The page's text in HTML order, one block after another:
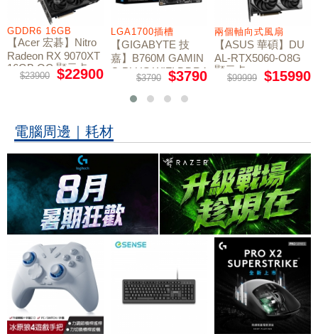
LGA1700插槽
【GIGABYTE 技
嘉】B760M GAMIN
G PLUS WIFI DDR4
$3790 $3790
兩個軸向式風扇
【ASUS 華碩】DU
AL-RTX5060-O8G
顯示卡
$99999 $15990
讀取速度 6,000/
【Kingston 金士頓】
NV3 1TB Gen4 PCI
e SSD 固態硬碟
$5288 $5186
電腦周邊｜耗材